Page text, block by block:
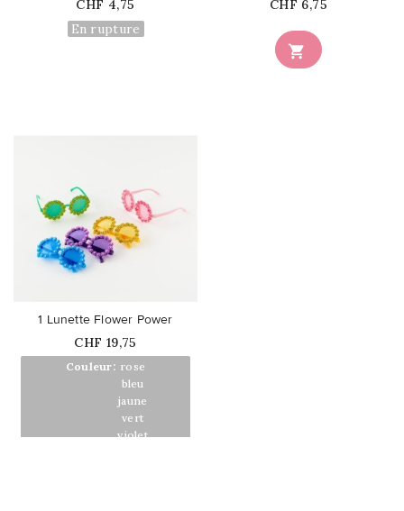
Prix
CHF 4,75
En rupture

Prix
CHF 6,75
favorite_border
Couleur: rose
bleu
jaune
vert
Couleur: violet
1 Lunette Flower Power
Prix
CHF 19,75